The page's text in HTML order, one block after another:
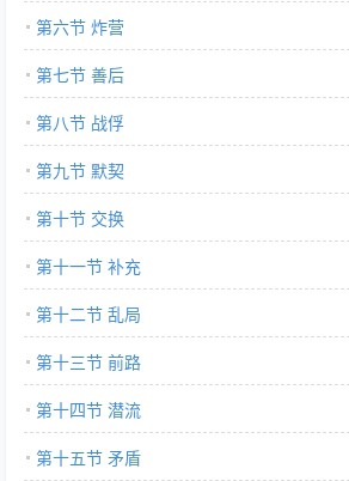
第六节 炸营
第七节 善后
第八节 战俘
第九节 默契
第十节 交换
第十一节 补充
第十二节 乱局
第十三节 前路
第十四节 潜流
第十五节 矛盾